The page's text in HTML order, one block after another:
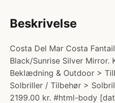
Beskrivelse
Costa Del Mar Costa
Black/Sunrise Silver Mirror.
Beklædning & Outdoor >
Solbriller / Tilbehør >
2199.00 kr. #html-body